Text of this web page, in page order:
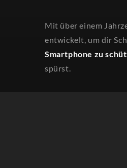
Mit über einem
entwickelt, um dir
Smartphone zu
spürst.